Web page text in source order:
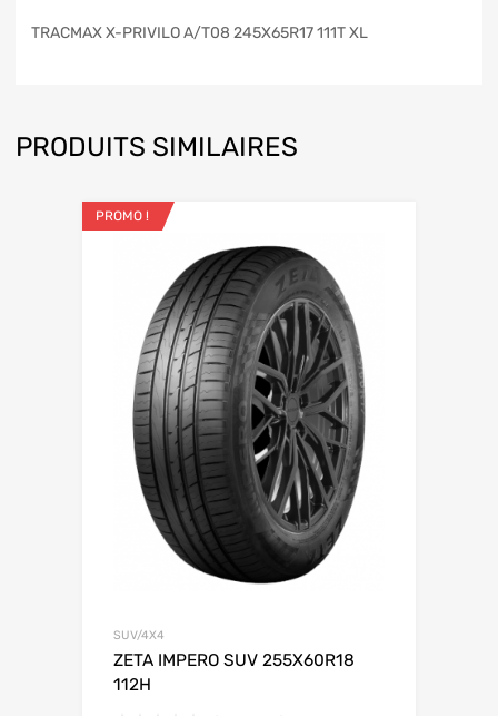
TRACMAX X-PRIVILO A/T08 245X65R17 111T XL
PRODUITS SIMILAIRES
PROMO !
SUV/4X4
ZETA IMPERO SUV 255X60R18
112H